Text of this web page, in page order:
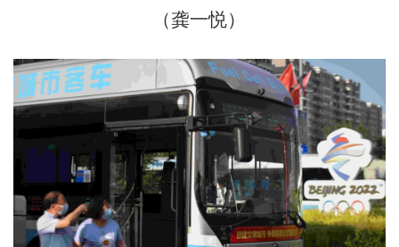
（龚一悦）